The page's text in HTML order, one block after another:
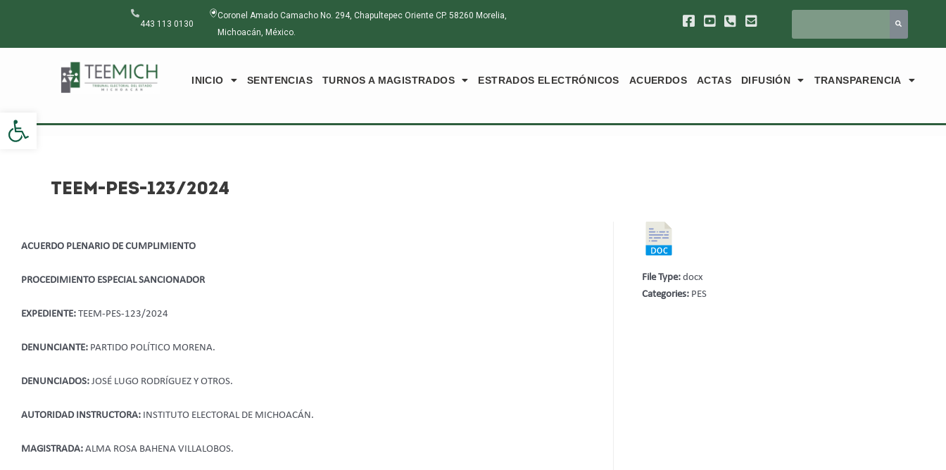
Abrir barra de herramientas
443 113 0130
Coronel Amado Camacho No. 294, Chapultepec Oriente CP. 58260 Morelia,
Michoacán, México.
INICIO SENTENCIAS TURNOS A MAGISTRADOS ESTRADOS ELECTRÓNICOS ACUERDOS ACTAS DIFUSIÓN TRANSPARENCIA
TEEM-PES-123/2024
ACUERDO PLENARIO DE CUMPLIMIENTO
PROCEDIMIENTO ESPECIAL SANCIONADOR
EXPEDIENTE: TEEM-PES-123/2024
DENUNCIANTE: PARTIDO POLÍTICO MORENA.
DENUNCIADOS: JOSÉ LUGO RODRÍGUEZ Y OTROS.
AUTORIDAD INSTRUCTORA: INSTITUTO ELECTORAL DE MICHOACÁN.
MAGISTRADA: ALMA ROSA BAHENA VILLALOBOS.
File Type:docx
Categories: PES